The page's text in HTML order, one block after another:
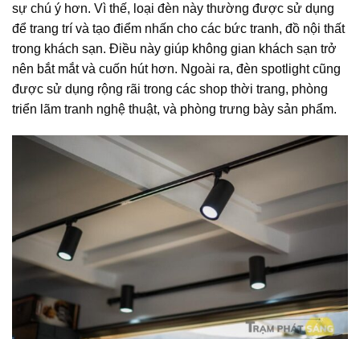
sự chú ý hơn. Vì thế, loại đèn này thường được sử dụng
để trang trí và tạo điểm nhấn cho các bức tranh, đồ nội thất
trong khách sạn. Điều này giúp không gian khách sạn trở
nên bắt mắt và cuốn hút hơn. Ngoài ra, đèn spotlight cũng
được sử dụng rộng rãi trong các shop thời trang, phòng
triển lãm tranh nghệ thuật, và phòng trưng bày sản phẩm.